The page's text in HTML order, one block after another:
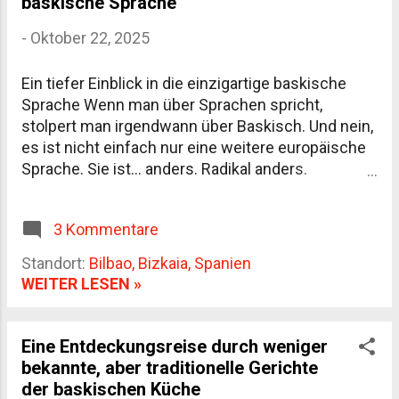
und April erwacht das Baskenland aus dem
Winterschlaf. Die Wiesen sind saftig, alles riecht
wechselt schnell. Morgens Sonne, nachmittags
Wolken, abends Nieselregen. Tipp: Nimm
unbedingt ein gutes, wasserdichtes Zelt mit –
kein „Irgendwas-von-Discounter“. Und: Ein Tarp
rettet dir die Stimmung. Stell es über den
- Oktober 22, 2025
Ein tiefer Einblick in die einzigartige baskische
Sprache Wenn man über Sprachen spricht,
stolpert man irgendwann über Baskisch. Und nein,
es ist nicht einfach nur eine weitere europäische
Sprache. Sie ist… anders. Radikal anders.
wie Spanisch, Französisch oder Deutsch klare
genetische Linien haben, ist Euskara ein Unikat –
ein echtes sprachliches Rätsel. Ursprung und
Teilen. Historiker und Linguisten sind sich einig,
dass Euskara vor den indoeuropäischen Sprachen
in Europa existierte. Das bedeutet: Während Gallier,
3 Kommentare
Standort: Bilbao, Bizkaia, Spanien
WEITER LESEN »
Eine Entdeckungsreise durch weniger
bekannte, aber traditionelle Gerichte
der baskischen Küche